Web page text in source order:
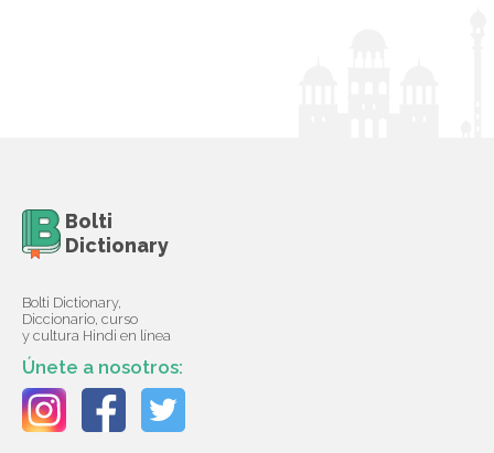
Bolti
Dictionary
Bolti Dictionary,
Diccionario, curso
y cultura Hindi en línea
Únete a nosotros: